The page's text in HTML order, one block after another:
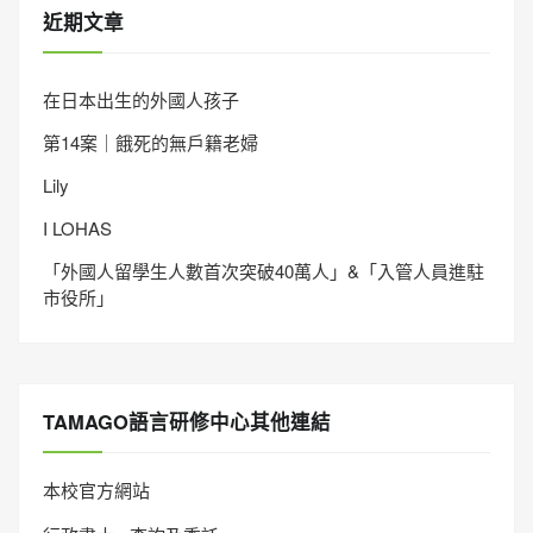
近期文章
在日本出生的外國人孩子
第14案｜餓死的無戶籍老婦
Lily
I LOHAS
「外國人留學生人數首次突破40萬人」&「入管人員進駐
市役所」
TAMAGO語言研修中心其他連結
本校官方網站